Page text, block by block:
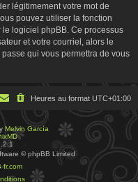
légitimement votre mot de
pouvez utiliser la fonction
le logiciel phpBB. Ce processus
et votre courriel, alors le
qui vous permettra de vous
Heures au format UTC+01:00
Melvin García
© phpBB Limited
fr.com